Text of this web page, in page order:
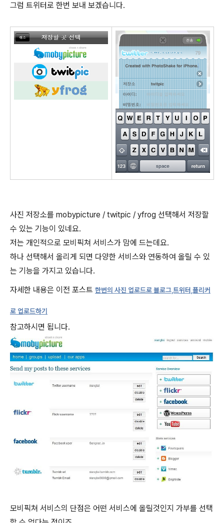
그럼 트위터로 한번 보내 보겠습니다.
사진 저장소를 mobypicture / twitpic / yfrog 선택해서 저장할
수 있는 기능이 있네요.
저는 개인적으로 모비픽쳐 서비스가 맘에 드는데요.
하나 선택해서 올리게 되면 다양한 서비스와 연동하여 올릴 수 있
는 기능을 가지고 있습니다.
자세한 내용은 이전 포스트 한번의 사진 업로드로 블로그,트위터,플리커
로 업로드하기
참고하시면 됩니다.
모비픽쳐 서비스의 단점은 어떤 서비스에 올릴것인지 가부를 선택